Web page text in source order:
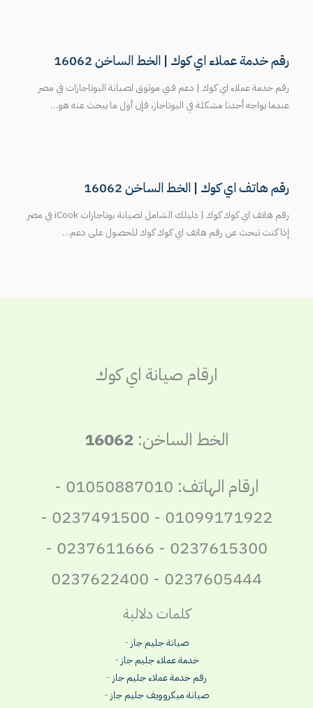
رقم خدمة عملاء اي كوك | الخط الساخن 16062
رقم خدمة عملاء اي كوك | دعم فني موثوق لصيانة البوتاجازات في مصر
عندما يواجه أحدنا مشكلة في البوتاجاز، فإن أول ما يبحث عنه هو…
رقم هاتف اي كوك | الخط الساخن 16062
رقم هاتف اي كوك كوك | دليلك الشامل لصيانة بوتاجازات iCook في مصر
إذا كنت تبحث عن رقم هاتف اي كوك كوك للحصول على دعم…
ارقام صيانة اي كوك
الخط الساخن: 16062
ارقام الهاتف: 01050887010 -
01099171922 - 0237491500 -
0237615300 - 0237611666 -
0237605444 - 0237622400
كلمات دلالية
صيانة جليم جاز-
خدمة عملاء جليم جاز-
رقم خدمة عملاء جليم جاز-
صيانة ميكروويف جليم جاز-